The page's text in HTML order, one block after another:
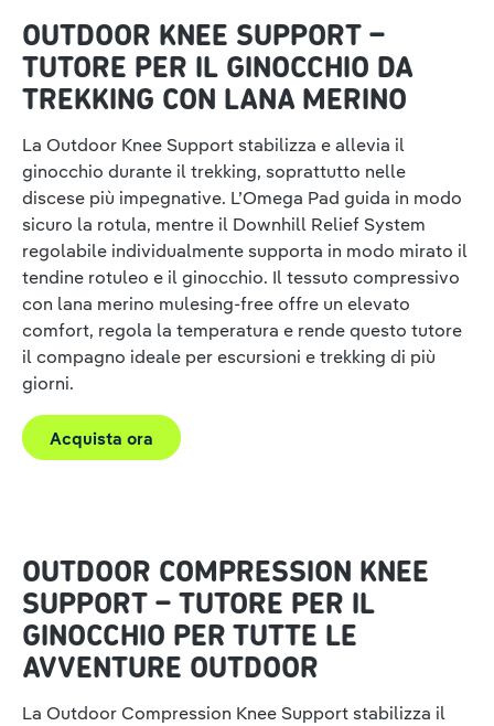
OUTDOOR KNEE SUPPORT –
TUTORE PER IL GINOCCHIO DA
TREKKING CON LANA MERINO
La Outdoor Knee Support stabilizza e allevia il
ginocchio durante il trekking, soprattutto nelle
discese più impegnative. L’Omega Pad guida in modo
sicuro la rotula, mentre il Downhill Relief System
regolabile individualmente supporta in modo mirato il
tendine rotuleo e il ginocchio. Il tessuto compressivo
con lana merino mulesing-free offre un elevato
comfort, regola la temperatura e rende questo tutore
il compagno ideale per escursioni e trekking di più
giorni.
Acquista ora
OUTDOOR COMPRESSION KNEE
SUPPORT – TUTORE PER IL
GINOCCHIO PER TUTTE LE
AVVENTURE OUTDOOR
La Outdoor Compression Knee Support stabilizza il